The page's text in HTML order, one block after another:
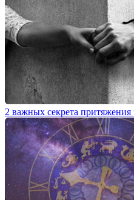
2 важных секрета